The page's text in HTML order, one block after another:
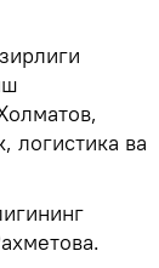
логистика ва